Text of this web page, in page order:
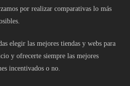
por realizar comparativas lo más
elegir las mejores tiendas y webs para
y ofrecerte siempre las mejores
incentivados o no.